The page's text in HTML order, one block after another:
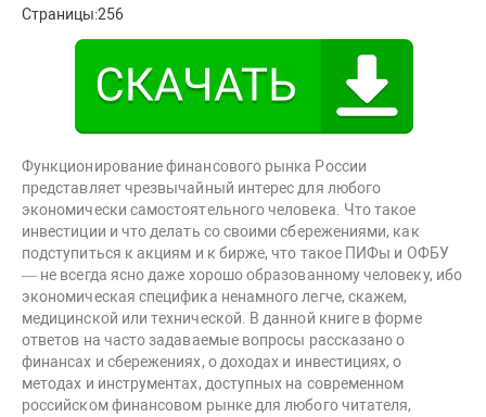
Страницы:256
Функционирование финансового рынка России
представляет чрезвычайный интерес для любого
экономически самостоятельного человека. Что такое
инвестиции и что делать со своими сбережениями, как
подступиться к акциям и к бирже, что такое ПИФы и ОФБУ
— не всегда ясно даже хорошо образованному человеку, ибо
экономическая специфика ненамного легче, скажем,
медицинской или технической. В данной книге в форме
ответов на часто задаваемые вопросы рассказано о
финансах и сбережениях, о доходах и инвестициях, о
методах и инструментах, доступных на современном
российском финансовом рынке для любого читателя,